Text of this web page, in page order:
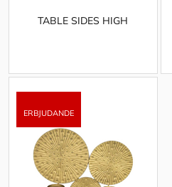
TABLE SIDES HIGH